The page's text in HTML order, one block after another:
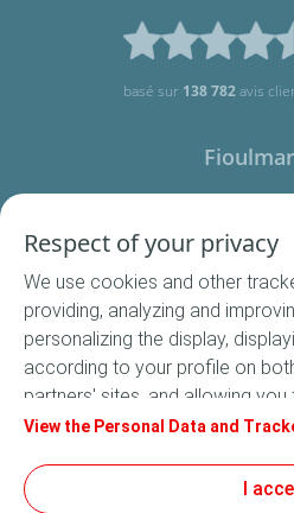
basé sur 138 782avis
Nous
Suivez-
Conditions
Respect of your privacy
We use cookies and other
providing, analyzing and
personalizing the display,
according to your profile on
partners' sites, and allowing
social media. In accordance with
default. You can change your
View the Personal Data and
I